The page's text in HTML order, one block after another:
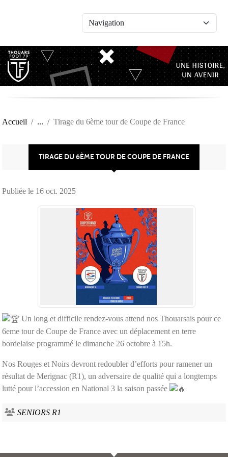
Accueil Tirage du 6ème tour de Coupe de France
TIRAGE DU 6ÈME TOUR DE COUPE DE FRANCE
Publiée le 16 oct. 2025
Un long et difficile rendez-vous attend nos Thouarsais pour ce
6eme tour de Coupe de France avec un déplacement en terre
bordelaise programmé le dimanche 26 octobre à 15h.
Nos Rouges et Noirs devront redoubler d’efforts pour ramener un
résultat de Merignac (R1), un adversaire de qualité qui a longtemps
lutté pour l’accession en National 3 la saison passée
SENIORS R1